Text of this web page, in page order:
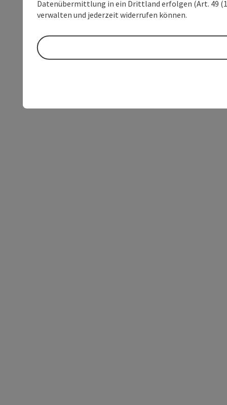
Datenübermittlung in ein Drittland erfolgen (Art. 49
verwalten und jederzeit widerrufen können.